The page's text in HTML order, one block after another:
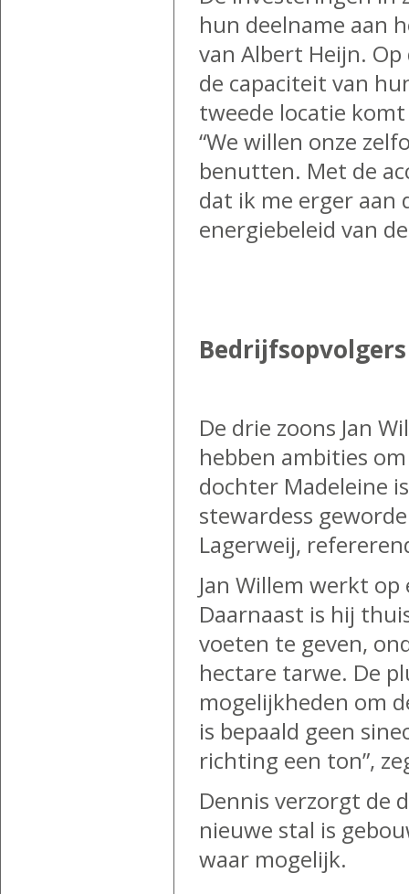
hun deelname aan
van Albert Heijn.
de capaciteit van
tweede locatie
“We willen onze
benutten. Met de
dat ik me erger aan
energiebeleid van
De drie zoons Jan
hebben ambities
dochter Madeleine
stewardess
Lagerweij,
Jan Willem werkt
Daarnaast is hij
voeten te geven,
hectare tarwe. De
mogelijkheden om
is bepaald geen
richting een ton”,
Dennis verzorgt de
nieuwe stal is
waar mogelijk.